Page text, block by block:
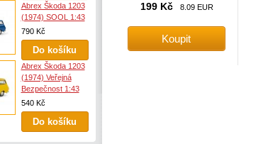
Abrex Škoda 1203
(1974) SOOL 1:43
790 Kč
Abrex Škoda 1203
(1974) Veřejná
Bezpečnost 1:43
540 Kč
199 Kč 8.09 EUR